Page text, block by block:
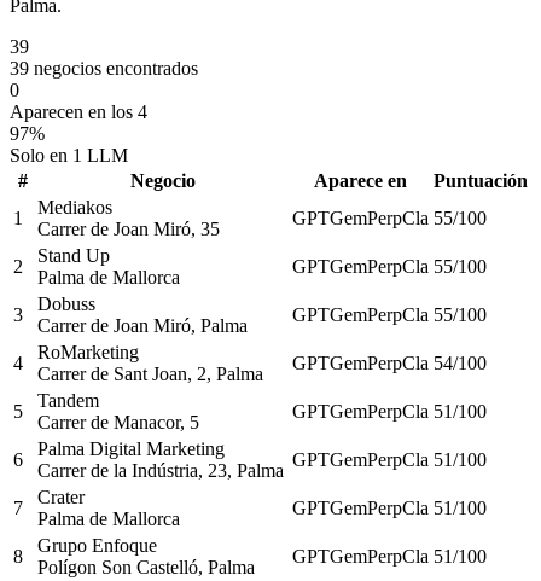
Palma.
39
39 negocios encontrados
0
Aparecen en los 4
97%
Solo en 1 LLM
#
Negocio Aparece en
Puntuación
1
Mediakos
Carrer de Joan Miró, 35
GPTGemPerpCla 55/100
2
Stand Up
Palma de Mallorca
GPTGemPerpCla 55/100
3
Dobuss
Carrer de Joan Miró, Palma
GPTGemPerpCla 55/100
4
RoMarketing
Carrer de Sant Joan, 2, Palma
GPTGemPerpCla 54/100
5
Tandem
Carrer de Manacor, 5
GPTGemPerpCla 51/100
6
Palma Digital Marketing
Carrer de la Indústria, 23, Palma
GPTGemPerpCla 51/100
7
Crater
Palma de Mallorca
GPTGemPerpCla 51/100
8
Grupo Enfoque
Polígon Son Castelló, Palma
GPTGemPerpCla 51/100